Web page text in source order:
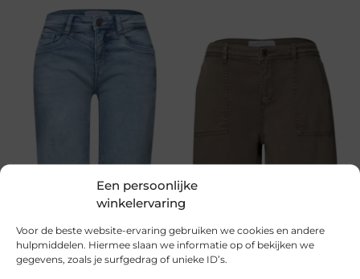
Een persoonlijke
winkelervaring
Voor de beste website-ervaring gebruiken we cookies en andere
hulpmiddelen. Hiermee slaan we informatie op of bekijken we
gegevens, zoals je surfgedrag of unieke ID’s.
Street One Street One